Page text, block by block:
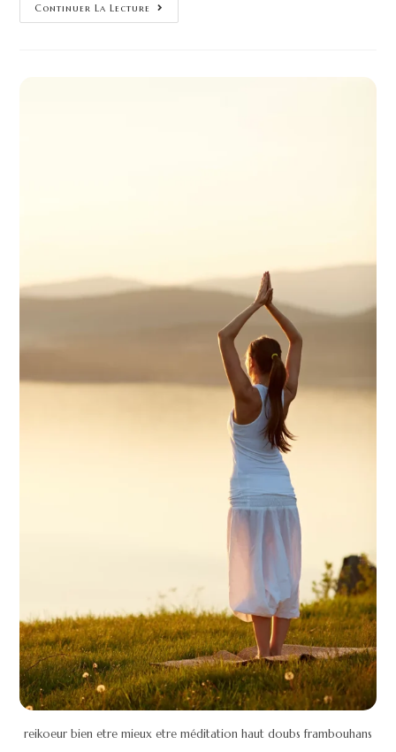
Continuer La Lecture
reikoeur bien etre mieux etre méditation haut doubs frambouhans